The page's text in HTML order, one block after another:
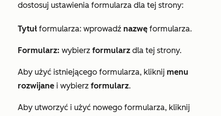
dostosuj ustawienia formularza dla tej strony:
Tytuł formularza: wprowadź nazwę formularza.
Formularz: wybierz formularz dla tej strony.
Aby użyć istniejącego formularza, kliknij menu
rozwijane i wybierz formularz.
Aby utworzyć i użyć nowego formularza, kliknij